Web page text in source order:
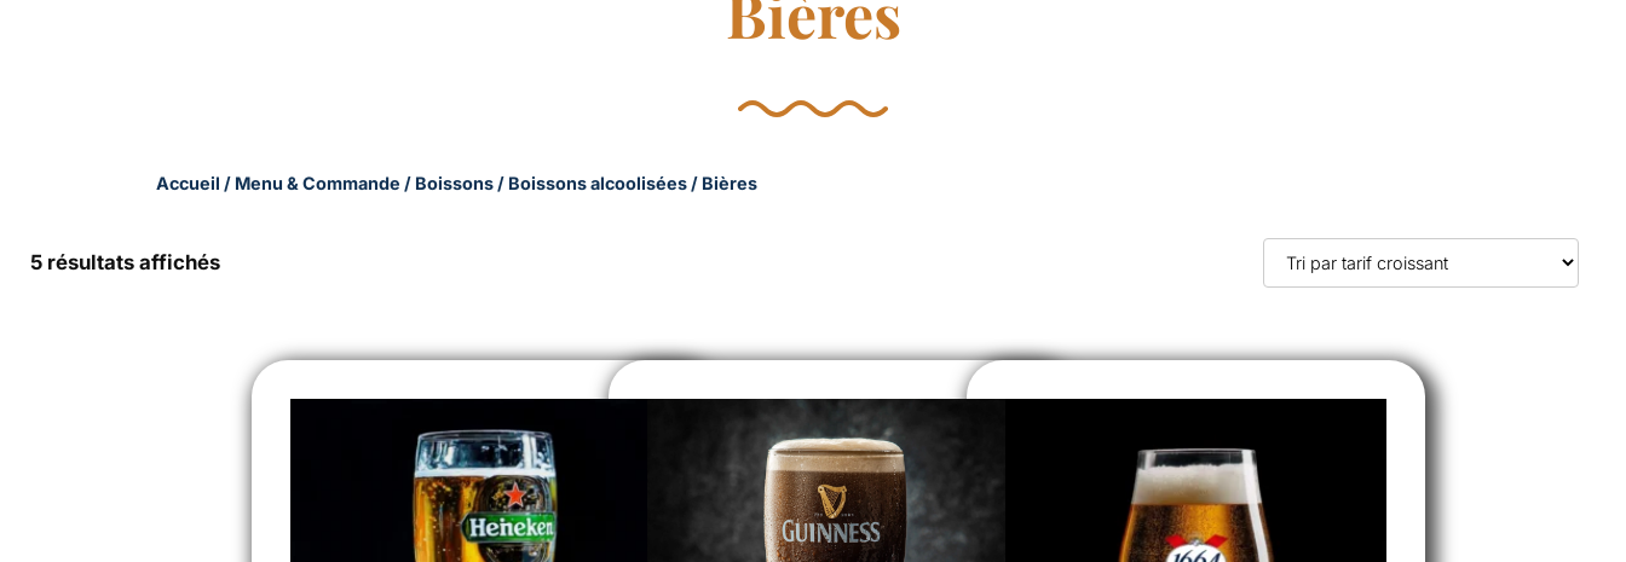
Accueil / Menu & Commande / Boissons / Boissons alcoolisées / Bières
5 résultats affichésTrié
croissant